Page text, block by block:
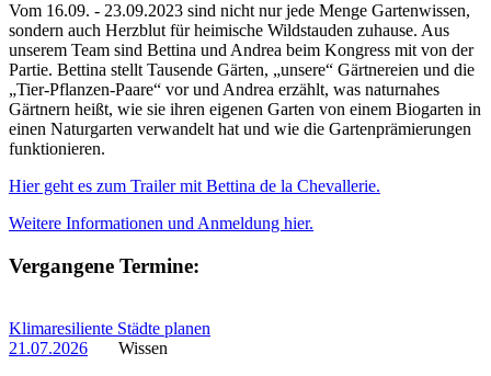
Vom 16.09. - 23.09.2023 sind nicht nur jede Menge Gartenwissen,
sondern auch Herzblut für heimische Wildstauden zuhause. Aus
unserem Team sind Bettina und Andrea beim Kongress mit von der
Partie. Bettina stellt Tausende Gärten, „unsere“ Gärtnereien und die
„Tier-Pflanzen-Paare“ vor und Andrea erzählt, was naturnahes
Gärtnern heißt, wie sie ihren eigenen Garten von einem Biogarten in
einen Naturgarten verwandelt hat und wie die Gartenprämierungen
funktionieren.
Hier geht es zum Trailer mit Bettina de la Chevallerie.
Weitere Informationen und Anmeldung hier.
Vergangene Termine:
Klimaresiliente Städte planen
21.07.2026
Wissen